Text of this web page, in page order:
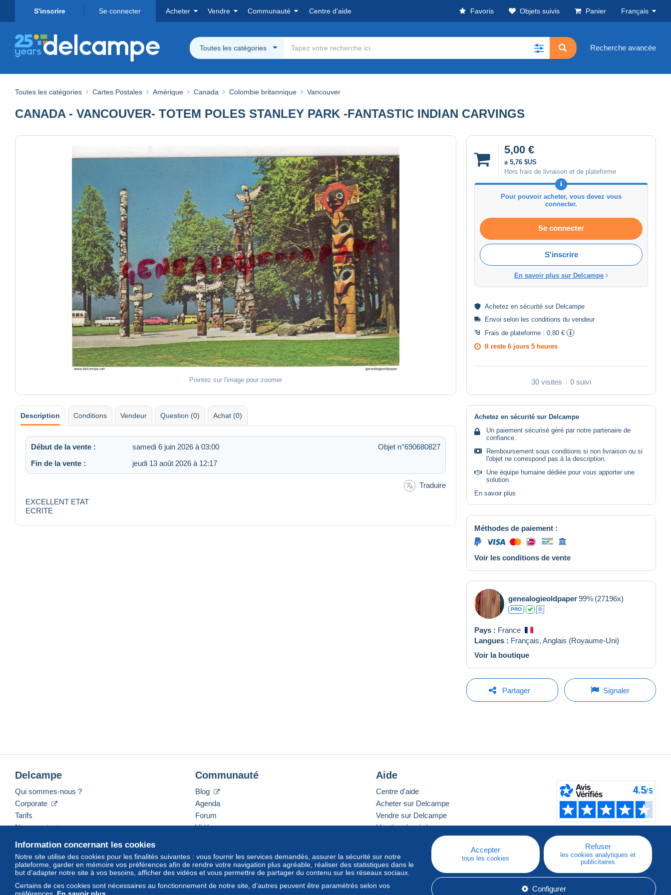
S'inscrire Se connecter Acheter Vendre Communauté Centre d'aide Favoris Objets suivis Panier Français
Toutes les catégories Recherche avancée
Toutes les catégories Cartes Postales Amérique Canada Colombie britannique Vancouver
CANADA - VANCOUVER- TOTEM POLES STANLEY PARK -FANTASTIC INDIAN CARVINGS
Pointez sur l'image pour zoomer
5,00 €
± 5,76 $US
Hors frais de livraison et de plateforme
Pour pouvoir acheter, vous devez vous
connecter.
Se connecter
S'inscrire
En savoir plus sur Delcampe
Achetez en sécurité sur Delcampe
Envoi selon les conditions du vendeur
Frais de plateforme : 0,80 €
Il reste 6 jours 5 heures
30 visites 0 suivi
Description Conditions Vendeur Question (0) Achat (0)
Début de la vente : samedi 6 juin 2026 à 03:00
Objet n°690680827
Fin de la vente :
jeudi 13 août 2026 à 12:17
Traduire
EXCELLENT ETAT
ECRITE
Achetez en sécurité sur Delcampe
Un paiement sécurisé géré par notre partenaire de
confiance.
Remboursement sous conditions si non livraison ou si
l'objet ne correspond pas à la description.
Une équipe humaine dédiée pour vous apporter une
solution.
En savoir plus
Méthodes de paiement :
Voir les conditions de vente
genealogieoldpaper99% (27196x)
PRO
Pays : France
Langues : Français, Anglais (Royaume-Uni)
Voir la boutique
Partager Signaler
Information concernant les cookies
Notre site utilise des cookies pour les finalités suivantes : vous fournir les services demandés, assurer la sécurité sur notre
plateforme, garder en mémoire vos préférences afin de rendre votre navigation plus agréable, réaliser des statistiques dans le
but d’adapter notre site à vos besoins, afficher des vidéos et vous permettre de partager du contenu sur les réseaux sociaux.
Certains de ces cookies sont nécessaires au fonctionnement de notre site, d’autres peuvent être paramétrés selon vos
préférences. En savoir plus
Accepter
tous les cookies
Refuser
les cookies analytiques et
publicitaires
Configurer
Delcampe
Qui sommes-nous ?
Corporate
Tarifs
Nous contacter
Communauté
Blog
Agenda
Forum
Vidéos
Aide
Centre d'aide
Acheter sur Delcampe
Vendre sur Delcampe
Un site sécurisé
Français USD America/Indiana/Vevay Mode standard